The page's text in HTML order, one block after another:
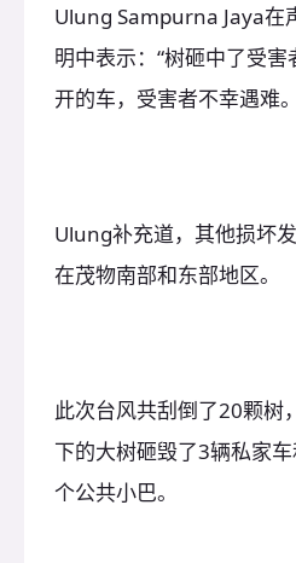
Ulung Sampurna Jaya在
明中表示：“树砸中了受害
开的车，受害者不幸遇难
Ulung补充道，其他损坏
在茂物南部和东部地区。
此次台风共刮倒了20颗树
下的大树砸毁了3辆私家
个公共小巴。